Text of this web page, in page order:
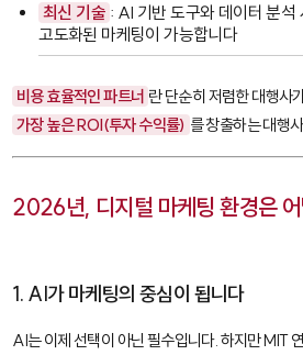
최신 기술 : AI 기반 도구와 데이터 분석
고도화된 마케팅이 가능합니다
비용 효율적인 파트너 란 단순히 저렴한 대행사
가장 높은 ROI(투자 수익률) 를 창출하는 대행
2026년, 디지털 마케팅 환경은
1. AI가 마케팅의 중심이 됩니다
AI는 이제 선택이 아닌 필수입니다. 하지만 MIT